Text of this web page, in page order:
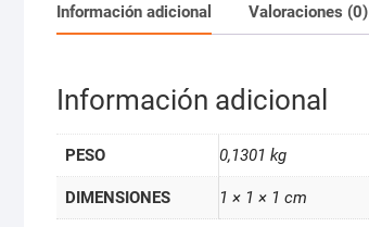
Información adicional Valoraciones (0)
Información adicional
PESO 0,1301 kg
DIMENSIONES 1 × 1 × 1 cm